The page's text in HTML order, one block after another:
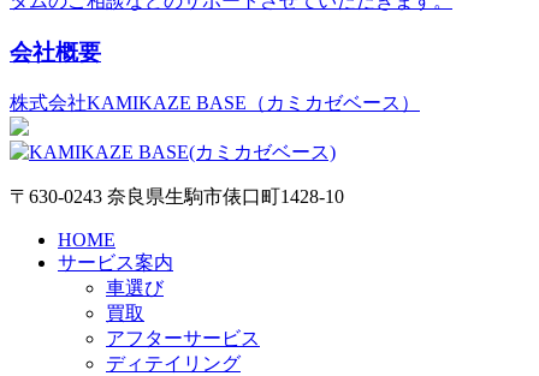
会社概要
株式会社KAMIKAZE BASE（カミカゼベース）
〒630-0243 奈良県生駒市俵口町1428-10
HOME
サービス案内
車選び
買取
アフターサービス
ディテイリング